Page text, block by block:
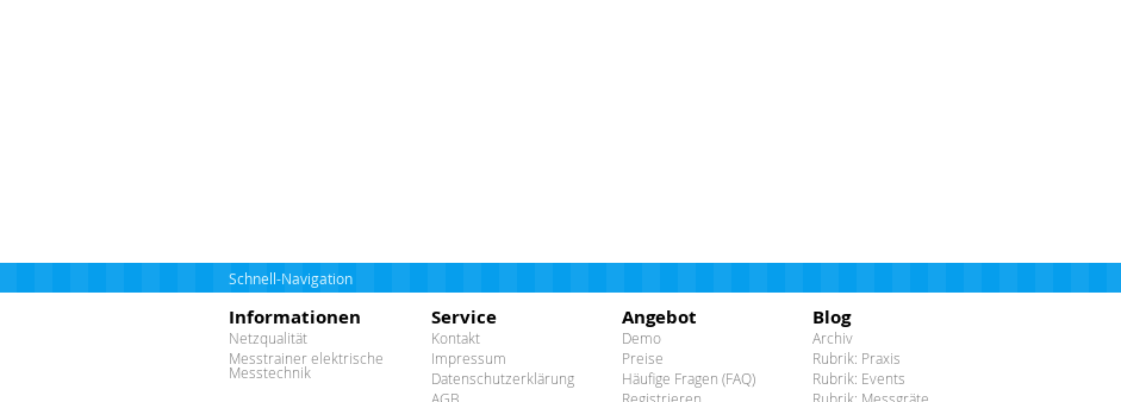
Schnell-Navigation
Informationen
Netzqualität
Messtrainer elektrische
Messtechnik
Service
Kontakt
Impressum
Datenschutzerklärung
Angebot
Demo
Preise
Häufige Fragen (FAQ)
Blog
Archiv
Rubrik: Praxis
Rubrik: Events